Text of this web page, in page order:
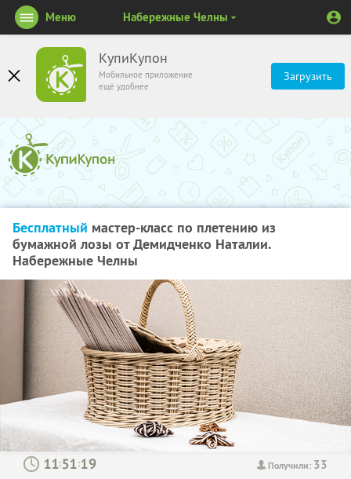
КупиКупон
Мобильное приложение
ещё удобнее
Загрузить
Меню Набережные Челны
Бесплатный мастер-класс по плетению из
бумажной лозы от Демидченко Наталии.
Набережные Челны
Получили: 33
: :